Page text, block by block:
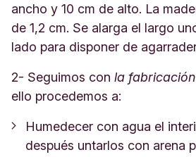
ancho y 10 cm de alto. La
de 1,2 cm. Se alarga el largo
lado para disponer de
2- Seguimos con la
ello procedemos a:
Humedecer con agua el
después untarlos con arena